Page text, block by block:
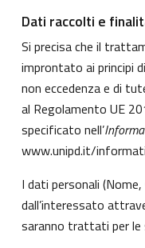
Dati raccolti e
Si precisa che il
improntato ai principi
non eccedenza e di
al Regolamento UE
specificato nell’
www.unipd.it/
I dati personali
dall’interessato
saranno trattati per